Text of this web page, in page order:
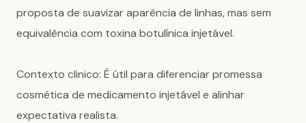
proposta de suavizar aparência de linhas, mas sem
equivalência com toxina botulínica injetável.
Contexto clinico: É útil para diferenciar promessa
cosmética de medicamento injetável e alinhar
expectativa realista.